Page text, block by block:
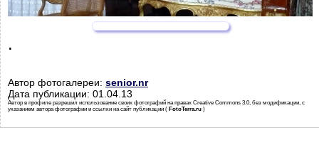
.
Автор фотогалереи: senior.nr
Дата публикации: 01.04.13
Автор в профиле разрешил использование своих фотографий на правах Creative Commons 3.0, без модификации, с
указанием автора фотографии и ссылки на сайт публикации ( FotoTerra.ru )